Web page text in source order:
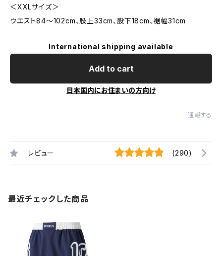
＜XXLサイズ＞
ウエスト84～102cm、股上33cm、股下18cm、裾幅31cm
International shipping available
Add to cart
日本国内にお住まいの方向け
通報する
レビュー (290)
最近チェックした商品